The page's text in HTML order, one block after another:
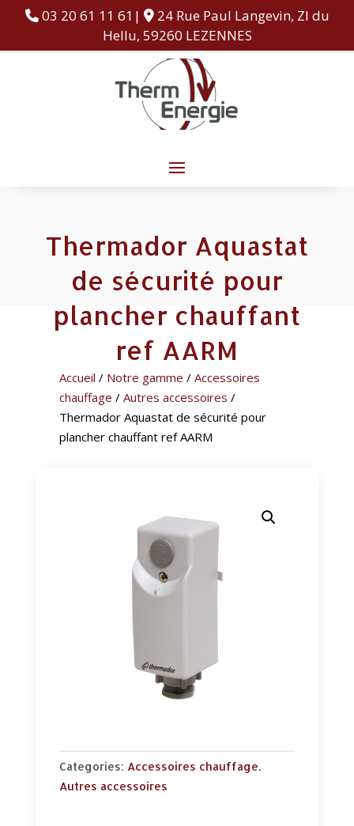
03 20 61 11 61|
24 Rue Paul Langevin, ZI du
Hellu, 59260 LEZENNES
Thermador Aquastat
de sécurité pour
plancher chauffant
ref AARM
Accueil / Notre gamme / Accessoires
chauffage / Autres accessoires /
Thermador Aquastat de sécurité pour
plancher chauffant ref AARM
Categories: Accessoires chauffage,
Autres accessoires